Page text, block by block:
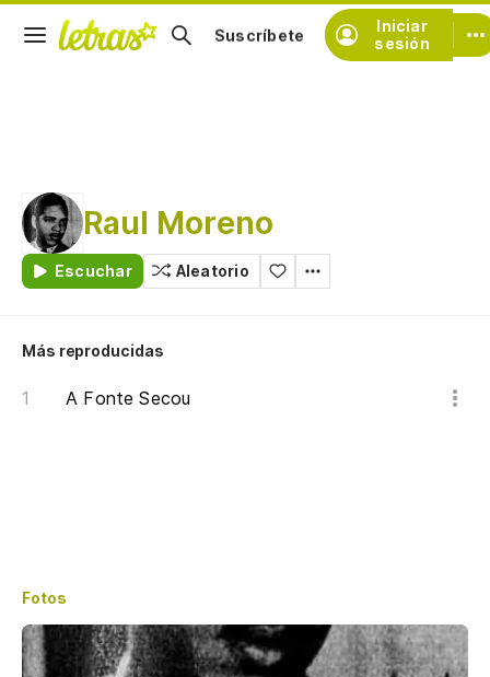
Iniciar
sesión
Suscríbete
Raul Moreno
Escuchar Aleatorio
Más reproducidas
A Fonte Secou
Fotos